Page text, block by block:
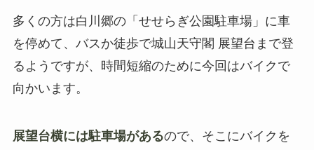
多くの方は白川郷の「せせらぎ公園駐車場」に車
を停めて、バスか徒歩で城山天守閣 展望台まで登
るようですが、時間短縮のために今回はバイクで
向かいます。
展望台横には駐車場があるので、そこにバイクを